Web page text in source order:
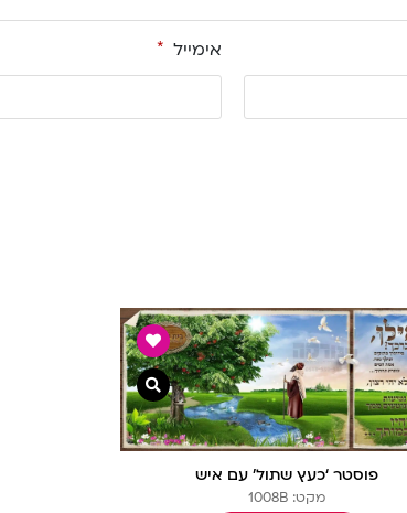
אימייל *
פוסטר ‘כעץ שתול’ עם איש
מקט: 1008B
צפייה מהירה